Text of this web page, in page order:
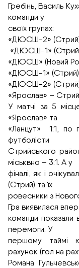
Гребінь, Василь
команди у
своїх групах:
«ДЮСШ-2» (Стрий)
«ДЮСШ-1»
«ДЮСШ» (Новий
«ДЮСШ-1» (Стрий)
«ДЮСШ-2» (Стрий)
«Ярослав» –
У матчі за 5
«Ярослав» та
«Ланцут» 1:1, по
футболісти
Стрийського
міськвно – 3:1. А у
фіналі, як і
(Стрий) та їх
ровесники з
Гра виявилася
команди показали
перемоги. У
першому таймі
рахунок (гол на
Романа